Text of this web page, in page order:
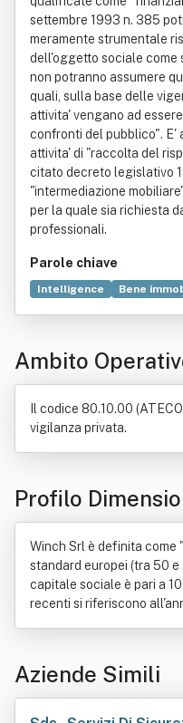
settembre 1993 n. 385
meramente strumentale
dell'oggetto sociale come
non potranno assumere
quali, sulla base delle
attivita' vengano ad
confronti del pubblico". E'
attivita' di "raccolta del
citato decreto legislativo
"intermediazione
per la quale sia richiesta
professionali.
Parole chiave
Intelligence Bene
Sicurezza
Ambito
Il codice 80.10.00
vigilanza privata.
Profilo
Winch Srl è definita come
standard europei (tra 50
capitale sociale è pari a
recenti si riferiscono
Aziende Simili